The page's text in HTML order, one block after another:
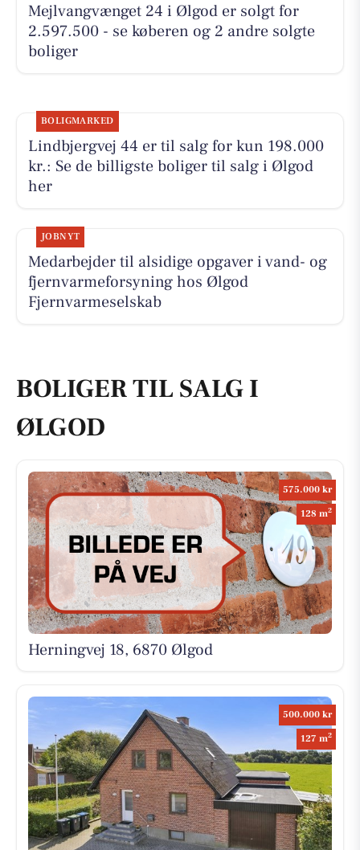
Mejlvangvænget 24 i Ølgod er solgt for
2.597.500 - se køberen og 2 andre solgte
boliger
BOLIGMARKED
Lindbjergvej 44 er til salg for kun 198.000
kr.: Se de billigste boliger til salg i Ølgod
her
JOBNYT
Medarbejder til alsidige opgaver i vand- og
fjernvarmeforsyning hos Ølgod
Fjernvarmeselskab
BOLIGER TIL SALG I
ØLGOD
575.000 kr
128 m2
Herningvej 18, 6870 Ølgod
500.000 kr
127 m2